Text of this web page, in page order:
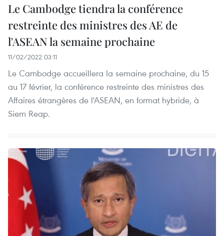
Le Cambodge tiendra la conférence
restreinte des ministres des AE de
l'ASEAN la semaine prochaine
11/02/2022 03:11
Le Cambodge accueillera la semaine prochaine, du 15
au 17 février, la conférence restreinte des ministres des
Affaires étrangères de l'ASEAN, en format hybride, à
Siem Reap.